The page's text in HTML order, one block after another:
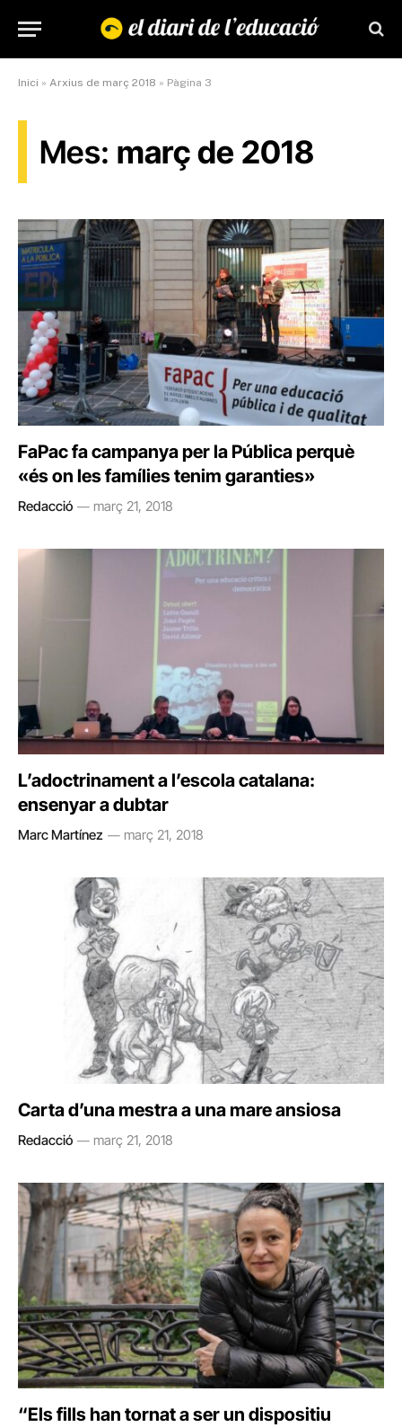
Inici » Arxius de març 2018 » Pàgina 3
Mes: març de 2018
FaPac fa campanya per la Pública perquè
«és on les famílies tenim garanties»
Redacció març 21, 2018
L’adoctrinament a l’escola catalana:
ensenyar a dubtar
Marc Martínez març 21, 2018
Carta d’una mestra a una mare ansiosa
Redacció març 21, 2018
“Els fills han tornat a ser un dispositiu